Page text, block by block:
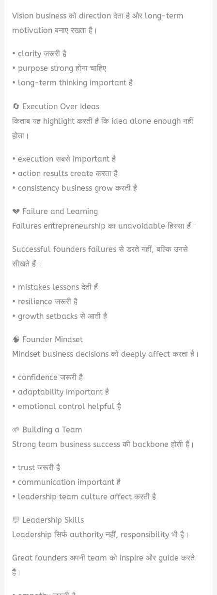
Vision business को direction देता है और long-term
motivation बनाए रखता है।
• clarity जरूरी है
• purpose strong होना चाहिए
• long-term thinking important है
🔄 Execution Over Ideas
किताब यह highlight करती है कि idea alone enough नहीं
होता।
• execution सबसे important है
• action results create करता है
• consistency business grow करती है
💔 Failure and Learning
Failures entrepreneurship का unavoidable हिस्सा हैं।
Successful founders failures से डरते नहीं, बल्कि उनसे
सीखते हैं।
• mistakes lessons देती हैं
• resilience जरूरी है
• growth setbacks से आती है
🧠 Founder Mindset
Mindset business decisions को deeply affect करता है।
• confidence जरूरी है
• adaptability important है
• emotional control helpful है
🌱 Building a Team
Strong team business success की backbone होती है।
• trust जरूरी है
• communication important है
• leadership team culture affect करती है
💬 Leadership Skills
Leadership सिर्फ authority नहीं, responsibility भी है।
Great founders अपनी team को inspire और guide करते
हैं।